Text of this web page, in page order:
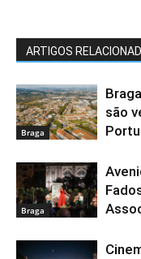
ARTIGOS
Braga
são
Braga